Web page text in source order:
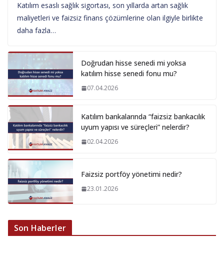
Katılım esaslı sağlık sigortası, son yıllarda artan sağlık
maliyetleri ve faizsiz finans çözümlerine olan ilgiyle birlikte
daha fazla…
Doğrudan hisse senedi mi yoksa
katılım hisse senedi fonu mu?
07.04.2026
Katılım bankalarında “faizsiz bankacılık
uyum yapısı ve süreçleri” nelerdir?
02.04.2026
Faizsiz portföy yönetimi nedir?
23.01.2026
Son Haberler